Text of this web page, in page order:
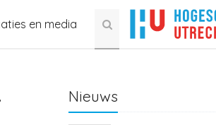
en media
Nieuws